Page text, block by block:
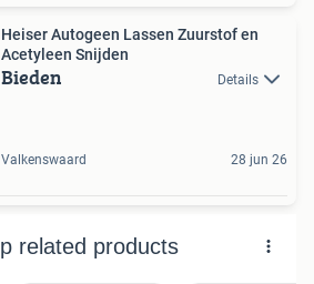
Heiser Autogeen Lassen Zuurstof en
Acetyleen Snijden
Bieden Details
Valkenswaard 28 jun 26